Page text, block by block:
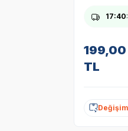
17:40
199,00
TL